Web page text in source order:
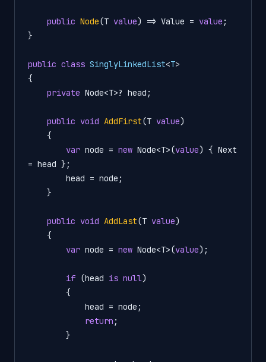
public Node(T value) => Value = value ;
}
public class SinglyLinkedList<T>
{
private Node<T>? head;
public void AddFirst(T value)
var node = new Node<T>(value) { Next
= head };
public void AddLast(T value)
var node = new Node<T>(value);
if (head is null)
return ;